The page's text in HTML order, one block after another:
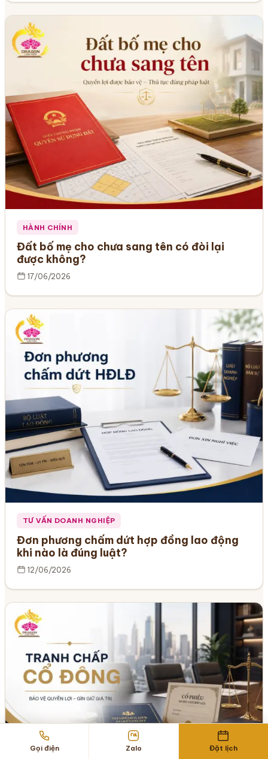
HÀNH CHÍNH
Đất bố mẹ cho chưa sang tên có đòi lại
được không?
17/06/2026
TƯ VẤN DOANH NGHIỆP
Đơn phương chấm dứt hợp đồng lao động
khi nào là đúng luật?
12/06/2026
Gọi điện Zalo Đặt lịch